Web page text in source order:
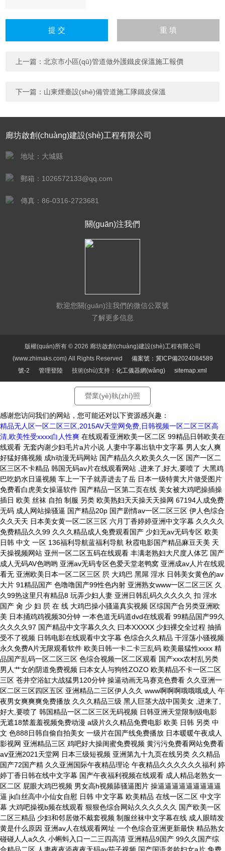
伯數(shù)字），如：三加
上一篇：北京市小區(qū)管道做外護鐵皮保溫施工報價
下一篇： 山東煙臺設(shè)備管道施工隊鐵皮保溫
廊坊啟創(chuàng)建設(shè)工程有限公司
地址：大城縣
郵箱：1026572133@qq.com
傳真：86-0316-2723681
關(guān)注我們
歡迎您關(guān)注我們的微信公眾號
了解更多信息
版權(quán)所有 © 2026 廊坊啟創(chuàng)建設(shè)工程有限公司
(www.zhimaks.com) All Rights Reserved 備案號：冀ICP備2024084589
號-2
管理登陸 技術(shù)支持： 化工儀器網(wǎng) sitemap.xml
營業(yè)執(zhí)照
感谢您访问我们的网站，您可能还对以下资源感兴趣：
精品无人区一区二区三区,2015AV天堂网免费,日韩视频一区二区三区高
清,欧美性受xxxx白人性爽 在线观看亚洲欧美一区二区 99精品日韩欧美在线观看 无套内谢少妇毛片a片小说 人妻中字幕出轨中文字幕 男人女人爽好猛好痛视频 成h动漫无码网站 国产精品久久欧美久久一区 国产一区二区三区不卡精品 韩国无码av片在线观看网站 ,进来了,好大,要喷了 大黑鸡巴吃奶水日逼视频 车上一下子就弄进去了岳 日本一级特黄大片做受图片 免费看白虎美女操逼软件 国产精品一区第二页在线 美女被大鸡吧操插操插日 欧美 丝袜 自拍 制服 另类 欧美熟妇天天操天天操网 67194人成免费无码 成人网站操骚逼 国产精品20p 国产剧情av一区二区三区 伊人色综合久久天天 日本美女黄一区二区三区 六月丁香婷婷亚洲中文字幕 久久久久免费精品久久99 久久久精品成人免费观看国产 少妇无av无码专区 欧美 日韩 中文 一区 136福利导航蓝福利导航 秋霞电影国产精品麻豆天美 天天操视频网站 亚州一区二区五码在线观看 丰满老熟妇大尺度人体艺 国产成人无码AV色哟哟 亚洲av无码专区色爱天堂老鸭窝 亚洲成av人片在线观看无 亚洲欧美日本一区二区三区 屄 大鸡巴 黑屌 淫水 日韩美女黄色的av大片 91精品国产 色噜噜国产99性色内射 亚洲熟女www一区二区三区 久久99热这里只有精品8 玩弄少妇人妻 亚洲日韩乱码久久久久久 扣 淫水 国产 肏 少 妇 屄 在 线 大鸡巴操小骚逼真实视频 区综国产合另类亚洲欧美 日本捅鸡鸡视频30分钟 一本色道无码道dvd在线观看 99精品国产99久久久久久97 国产精品中文字幕久久久 曰本XXXXX 少妇裸交全过程 抽插受不了视频 日韩电影在线观看中文字幕 色综合久久精品 干淫荡小骚视频 永久免费A片无限观看软件 欧美日韩一卡二卡三乱码 欧美最猛性xxxx 精品国产乱码一区二区三区 色综合视频一区二区观看 国产xxx农村乱另类 男人艹女的阴道免费视频 曰本女人与狗牲ZOZO 欧美精品不卡一区二区三区 苍井空浴缸大战猛男120分钟 操逼动画无马赛克色费看 久久亚洲一区二区三区四区五区 亚洲精品二三区伊人久久 www啊啊啊哦哦哦成人 午夜男女爽爽爽免费播放 久久久精品三级 黑人巨茎大战中国美女 ,进来了,好大,要喷了 韩国精品一区二区三区无码视频 日韩亚洲天堂限制级电影 无遮18禁羞羞视频免费动漫 a级片久久精品免费电影 欧美 日韩 另类 中文 色888日韩自偷自拍美女 一级片在国产线免费播放 日本暖暖午夜成人影视网 亚洲精品三区 鸡吧好大操闺蜜免费视频 黄污污免费看网站免费看 aⅴ亚洲2021天堂网 日本三级短视频 亚洲第九十九页在线另类 久久精品国产72国产精 久久亚洲国际午夜精品理论 午夜精品久久久久久久福利 婷婷丁香日韩在线中文字幕 国产午夜福利视频在线观看 成人精品老熟女一区二区 屁眼大鸡巴视频 男女高h视频舔骚逼图片 操逼逼逼逼逼逼逼逼逼逼 jk白丝高中小仙女自慰 日韩 中文字幕 欧美精品 在线一区二区 中文字幕 大鸡吧操视b频在线观看 狠狠色综合网站久久久久久久 国产欧美一区二区三精品 少妇和邻居做不戴套视频 制服丝袜中文字幕在线 成人眼睛发黄是什么原因 亚洲av人在线观看网址 一个色综合亚洲更新最快 精品熟女碰碰人人a久久 小蝌蚪入口一二三四高清 亚洲精品9国产 99久久国产综合精品二区 人妻夜夜添夜夜无码av茄子视频 国产国语老龄妇女a片 免费男女黑网站 午夜精品久久久内射近拍高清 极品美女包臀裙自慰喷水 亚洲欧美一区二区 在线 人人看片人人看特色大片 偷拍美女在厕所尿尿视频 嫩骚穴咪咪视频 亚洲色图综合网站在线观看 香蕉视频成人网在线观看 日韩精品亚洲专区在线电影 区二区三区在线观看视频 被侵犯人妻中文字幕有码 涩涩视频www88AV 欧美日韩v在线观看不卡 顶开 肿胀 呻吟声粗喘 午夜精品久久久久久毛片 生活中的玛丽拉经典k8 1000部精品久久久久久 吃鸡巴操逼大乳不停欧美 9人人妻人人澡人人爽久久 日韩av无码一区二区三区不卡 性爱视频久久久 大美黄色伦理片在线观看 一区二区三区欧美一级爽 老师穿丝袜让我干逼视频 天天爽夜爽免费精品视频 日韩 欧美 亚洲 高清 玖玖玖精品一区二区三区 国产欧美一区二区三区婷 五十路六十路二十四小时 精品久久久久久无码人妻 久久久久久久久久久网站 国内吃瓜爆料黑料网曝门 中文字幕无码无码专区 成h视频在线观看 久久av不卡一区二区三区 国产欧美一区二区精品久 国产老妓女野外视频在线 91人妻人人爽人人澡精品 亚洲乱码中文字幕在线观看 高清一区二区 在线播放 午夜福利视频合1000 美女扒开小穴被男人狂捅 无码专区高潮喷吹 欧美精品一国产成人综合 国产挤奶水主播在线播放 亚洲b2b网站 白丝袜足j丝袜在线观看 波多野结衣无码高潮喷水 哪些网站看黄色性爱视频 开心激情四房播播五月天 黄片123在线视频看看 AV无码国产在线看网站 小嫩屄好痒啊 嗯呐视频 欧洲亚洲日韩性无码专区 欧美肥老大BBwBBW 偷拍美女在厕所尿尿视频 天天综合亚洲色在线精品 欧美一区二区三区视视频 国产美女精品久久久小说 久久色综合一区二区三区 中国男人日女人的麻毴? 大鸡吧真人艹逼美国网站 欧美人精品xo 亚洲视频第二页 国产午夜福利不卡片在线 日韩男女操实插 无码区a∨视频 国产一区二区区在线观看 国产精品国产三级国产三不 久久人人做人人妻人人玩 久久国产亚洲一区精品露脸 中文无码小电影 女主播av在线一区二区 中文无码小电影 国产chinasex对白videos麻豆 欧美性生活日本少妇人妻 国产在线色视频 尿色发红是什么原因引起的 91精品国产日韩欧美综合 av无码岛国免费动作片 久久亚av成人无码网站 久久人妻无码一区二区 免费观看日b视频的网站 77色视频在线 男男插菊花网站在线观看 老女人黄色操大骚逼录像 农场主的女儿们 经典k8 日韩国产精品欧美一区灰 日韩精品一区二区三区少妇 光棍影院一区二区三区四 久久亚洲一区二区三区四区五区 欧美男男交配青苹果视频 久久精品国产99国产精品导航 女同一区二区三区不卡免费 国产精品一区二区大白腿 美女裸身被操逼 97精品免费视频国产专区 他把舌头伸进我两腿之间 女人夜夜春高潮爽A∨片 caoporm在线视频 我要看男女日逼 另类小说 校园春色 亚洲 少妇高潮惨叫欧美肥佬太 久久综合伊人77777 777米奇在线视频无码 肏屄免费看网站 精品无码国产一区二区舔 扒开老师双腿猛操gif 亚洲人成网999久久久综合 黄色三级av在线免费播放 国产欧美日韩各类一区二区 中文字字幕在线中文人妖 东北女人操逼视频一级片 女生的机巴插手 无码囯产精品一区二区免 日本最新免费不卡视频一区 爱情岛成人AV永久入口 欧美片在线观看一区二区 美腿丝袜视频 日b真爽视频 迅雷下载 小日本男女爱爱下面视频 手机看片免费的1024 69成人免费视频无码专区 久久国产亚洲精品夜夜夜 人妻av社区网 警察受呻吟双腿大开bl男男 人妻丰满熟妇av无码区不卡 国产精品农村妇女α片在 国产精彩视频一区二区三区 日本三级韩国三级欧美三级 帅哥大鸡巴网站 欧美操操逼视频 COS色妞视频一级毛片 山村爆操偷偷操91av heyzo一本久久综合 免费又爽又大又高潮视频 国产乱aⅴ一区二区三区 欧美浓毛大泬老妇热乱爱 91老司机精品在线播放 明星黄色视频搞B全免费 欧美成人精品videos 国产精品一区第二页在线 狠狠大日本亚洲香蕉亚洲 久久亚洲中文av区二区 肉体裸交137大胆摄影 久久久久久久久福利精品 另类重口特殊av无码 這裏匯聚了亚洲中文字幕 国产区在线观看成人精品 视色av毛片一区二区三区 苍井空性爱成人免费视频 欧美日韩一级片免费观看 北野のぞみ496在线精品 办公室浪荡女秘在线观看 俄罗斯美女射精 99日精品视频在线观看 国产无遮挡免费视频免费 爱情岛成人AV永久入口 99九九热只有国产精品 丰满人妻熟妇乱又精品视 久久精品国产72国产精 九九热这里只有精品18 美女操逼吃鸡吧 日韩美女av在线一区二区 暴操小骚逼视频 丰满老熟妇大尺度人体艺 大陆极品美女深夜操操操 健身房私教C弄了好几次 少妇乱子伦精品无码专区 亚洲妇女无套内射精 男人插女人B的真人视频 久久这里只有精品视频69 国产v精品欧美精品v日韩 久久99精品久久只有精品 久久久久亚洲精品国产粉嫩 五月婷婷之五月综合基地 男生鸡鸡痛女生鸡鸡网站 好想大鸡吧日哦镭射视频 中国露脸少妇av一区二区 中日韩美女操逼视频黄色 九九久久精品国产免费看 鲁大师影院一区二区三区 中文字幕免费国产一二区 逼逼逼逼啊啊嗯嗯啊视频 大黑逼电影网站 国产黄色强势奸 国产精品啪啪啪 亚洲精品国产精品粉嫩av 和翁公的欢爱 成人网站色情WWW免费 国产精品女人精品天天久久 国产在线精品一区二区 精品综合国产一二三区码码 特级大a片免费播放 九九久久精品国产免费看 日韩欧美中文字幕加勒比 男人日女人网页 韩国情爱电影善良的嫂子 亚洲第一色骚骚骚骚骚骚 人妻中出精品久久久一区二 久久AAA级毛片免费看 阴茎插阴道免费视频网站 亚洲AV成人无码网站… 日韩欧美啊啊啊在线观看 无gogo大胆啪啪艺术免费 欧美后入式黄片 亚av一综av一区 诱人的邻居人妻中文字幕 无码国产精品久久一区免费 黑人大吊啪啪啪 婷婷伊人久久久一区二区 肉丝肉足丝袜人妻在线无码 欧美亚洲三级片 日本片在线看的免费中文 欧美成人www在线观着 欧美精品精精品免费视频 丝袜 亚洲 另类 欧美 变态 日本大片两个人免费观看 日韩欧美中文字幕国产电影 真人操浪货骚逼 日本成年人黄色三级网站 欧美日韩精品一区二区精品 国产欧美精品一 久久久精品中文字幕麻豆 网友自拍第一页 国内综合精品一区二区av 非洲女人操逼网 亚洲av人无码综合在线 亚洲日韩国产一区二区 国产高清特黄无遮挡大片 黄色免费射精看 一区二区三区久久精品婷 亚洲男人天堂 少妇全身裸体作爱果冻传 欧美 日韩 国产成人在线 a级毛片免费观看在线 青娱乐成人电影 我的鸡巴操美女屁股视频 男女啪啪120秒试看免费 色老久久精品selao 欧美肥婆BBXX操BB 婷婷亚洲国产小说区图片 黑人和中国熟女啪啪视频 日韩AV无码播放久久区 美女爱大屌网站 国产午夜精品一区理论片 私人情侣网络站 四十路の五十路熟女豊満 美女与坤吧操逼 黑丝骚逼女被操 骚逼骚逼骚逼逼 高潮18黄禁插 大白妇bbwbbw高潮 97资源在线视频免费看 国产成人精品免高潮在线观看 av在线免费观看青青草原 欧美一区二区三区不卡视频 无码人妻一区二区免费看 亚洲av少妇高潮24p 国产av麻豆精品第一页 美女胸又WWW又黄网站 女子被岔开嫩逼免费观看 午夜福利视频合集1000 粉嫩小缝口太窄了进不去 大鸡吧操小逼嗷嗷叫视频 国产曰批视频免费观看完 帮我搜索中美日韩乱国产 欧洲色综合天天在线影院 大屁股熟女一区二区三区 亚州国产精品无码久久久 国产成人亚洲综合91精品 女女唔啊啊啊啊奸淫视频 日韩无砖专区一中文字目 H高潮娇喘抽搐喷水网站 性感美女操逼免费黄视频 女人被操的黄色视频网站 欧洲色综合天天在线影院 校草被小混混下药扒衣服 亚洲av综合久久九九 日韩人妻无码精品一区二区三区 久久久久久精品一区国产 中国一级特黄剌激爽毛片 国产香蕉尹人在线视频你懂的 好紧……好黄的网站男男 天天日天天干天天操夜夜爽 草草福利视频在线免费观看 国模吧高清大胆女模摄影艺术 99精品视频在线观看免费 日本大片两个人免费观看 国产在线精品一区二区 欧美饥渴熟妇高潮喷水水 久久精品国产亚洲av蜜色 国产亚洲综合一区二区三区 国产乱真实伦一区二区三 视色av毛片一区二区三区 国内无遮码无码的免费av 亚洲日本1区2区3区4区 极品人妻少妇av免费久久 无套内谢少妇毛片免看看 日本乱偷人妻中文字幕在线 精品久久久久久无码人妻 午夜片无码区在线观看视频 小雪被体育老师抱到仓库 苍井空浴缸大战猛男120分钟 亚洲色欲色欲视频WWW 欧美精品中文字幕亚洲专区 亚洲男人的天堂国产av 真人无遮挡女性透明内裤 裸体网站aaa 亚洲一区二区AV在线观看 小少妇骚逼视频 欧洲精欧洲精品高清一区 日韩av主播电影在线观看 精品国产一区二区三区av 最新精品国产自偷在自线 国产精品久久久久精品一 成人亚洲精品一区二区三区 日本视频高清一区二区三区 人妻少妇征服沉沦 激情亚洲AV?码日韩色 人妻丰满熟妇av五码区 日本特黄大片一区二区三区 国产精品偷伦视频观看有 黑鸡巴好大日女人的嘴巴 美女视频在线观看免费观看 久久三级中文欧大战字幕 外国男人舔美女尿道18 国产重口老太和变态小伙 免费看18禁止观看黄网站 日本熟妇乱子a片完整版 欧美乱人伦视频中文字幕 想让大鸡巴透逼视频网站 国产午夜成人无码免费看 dxj在线视频免费观看 色综合久久九无码网中文 狠狠综合久久一区二区三区 花花草草寻亲记哪里看全集 你懂得亚洲社区午夜福利 黄色片在哪里看中文字幕 B站禁止转播404入口 91最新精品国自产拍福利 美女阴部无遮掩被艹视频 国产精品无码午夜福利 神午夜久久亚洲精品电影闲 美女被大鸡巴插骚逼视频 少妇性高潮流水在线播放 小骚逼毛毛操逼 欧美最猛烈深喉吞精视频 变态另类无码中文字幕 在线观看 你懂 舔阴核高潮视频 18禁黄色无码网站入口 亚洲欧美中文字幕第二十 丰满老熟妇大尺度人体艺 這裏匯聚了亚洲中文字幕 久久久精品国产亚洲一区 国产一区欧美一区日韩一区 69精品久久久久久久精品a片 成人亚洲精品一区二区三区 帅哥大鸡巴网站 孩交videossex精品 大屁股熟女一区二区三区 99精品中文 无遮挡很爽很污很黄的女 丰满少妇被猛烈进入毛片 客厅享受丝袜人妻张雅婷 日韩av精品一区二区三区 人人妻人人澡人人爽 阴茎插阴道免费视频网站 黄色网站亚洲 美女裸体无遮挡免费视频免费 成人综合婷婷国产精品久久 国产精品高清免费网站 色888日韩自偷自拍美女 国产性一交一伦一色一情 亚洲色大成网站www同 久久久精品女人天堂av 国产高清DVD 日美肏屄视频一 东京热无码av一区二区 黑丝大鸡巴操逼淫色裸体 芦丁鸡全色和德系哪个好 国产成人无码a区在线观看导航 日逼口述短视频 白虎反差被巨屌暴插内射 国产成人av 男操女下面视频免费观看 久久久精品国产亚洲一区 日本道 高清一区二区三区 aⅤ高清无码免费看大片 性感美女跟男人屌鸡网站 亚洲精品 aaa 毛片 久久久久久精品免费999 激情综合五月丁香777 欧美亚洲一区二区在线视频 伊人狼操女老师骚穴女优 看男生插女生下面的网站 国产爱豆剧果冻传媒在线 久久高清国语自产拍免费 日韩美女精品只有这里有 啊啊啊鸡巴操我好爽视频 中出纯洁高中生在线观看 办公室国产a国产片免费 37p粉嫩大胆色噜噜噜 国产高潮流白浆99ri 国产午夜Av无码鲁丝片 成人AV在线刺激免费看 国产精品夜色视频 免费观看又色又爽又黄的软件 无码成人片在线观看网址 欧美成人一区二区三区高清 黄片操逼小视频 爱草草淫se你懂的网址 久久综合伊人77777 中文字幕SM重口第三页 你懂的在线视频亚洲国产 在线视频最新综合激情网 久久天天躁狠狠躁夜夜躁2020 啊啊啊好舒服用力点视频 jlzz大全高潮多水老师 男人j叉美女下面动态图 日韩一区二区三区系列视频 日本乱人伦中文在线播放 日本网站一区二区三区四区 自拍偷自拍亚洲精品播放 一本大道久久东京av 黄av一区二区在线观看 亚洲 无码 AV 在线 国产精品sss在线观看 亚洲狠亚洲狠亚洲狠狠狠 天天躁日日躁狠狠躁一区 啊啊插我好爽啊操我视频 日本人妻久久久中文字幕 亚av日av天堂无码手机 日本一区二区三区免费区 91九色蝌蚪窝 久久久一本精品99久久精品66 国产精品大屁股白浆aa 国产精品偷伦视频观看有 无码中文av有码中文a 欧美国产精品 一区二区 操下面啊啊视频 白丝JK十八禁污污网站 吃鸡巴操逼大乳不停欧美 欧洲av无码放荡人妇网站 国产99久久亚洲综合精品 国产欧美精品一 最新国产三级片在线播放 中文字幕一区二区5566 成年黄页网站大全免费无码 亚洲毛片亚洲毛片亚洲毛片 综合99综合久久久久久久 日本黄大片动漫视频网站 激情国av做激情国产爱 欧美18禁一区二区三区 麻av无码精品一区二区 精品久久久一区二区国产 亚洲春色综合另类校园小说 人妻挨脔日常h古代 亚洲欧美AⅤ在线资源 少妇私密久久久久久久久 国产一区二区女内射 欧美一区二区三区不卡视频 免费观看操小逼 久久久久久久久久久狠日 伊人网综合在线 日本道 高清一区二区三区 欧美与黑人午夜性猛交久久久 五十路AV在线 啊啊啊好湿啊啊操我视频 久9色无码精品国产av 欧洲精品卡1卡2卡三卡 亚洲综合美女精品啪啪啪 人人爽人人澡人人人妻 丰满熟女一区二区三区91 久久精品成人免费观97 东北老女人欧美肥婆露毛 免费观看欧美一级牲交片 日韩成人免va毛片 国产av偷闻女邻居内裤被发现 日韩揉捏吸奶奶 亚洲AV无码乱码国产品 亚洲精品十八禁在线观看 青青草三级视频 国产激情一区二区三区在线 少妇高潮久久久久久一区 日韩专区在线一区二区三区 日av无码专区一区二区三区 人妻中文字字幕在线乱码 人妻共享互换群 久久水蜜桃网成人网2区 久久久国产精品樱花网站 日本成年人黄色三级网站 亚洲欧美精品一区在线观看 精品熟女少妇av免费看 国产成人精品999在线观看 国产一区二区三区小说 日韩永久免费无码无卡 久久精品爱国产免费久久 捅美女小鸡鸡的在线视频 久久久久久久久久久网站 大手笔被插的嗷嗷叫视频 男女性爽大片视频免费看 五月天在线视濒国产在线 一区二区日韩欧美在线观看 亚洲人成影院77777 黄片一级黄片儿一级黄片 操女人鸡鸡视频 久久人人做人人妻人人玩 在教室被同桌cao到爽 小骚逼成人网站 偷拍亚洲精品日韩午夜精品 丁香色欲久久久久久综合网 欧美精品一国产成人综合 国产免费看a片好大好爽 无码精品亚洲1页 久久久久久久黄少妇毛片 国产人妻久久精品二区三区特黄 成年男女的免费视频网站 最新中文字幕AV无码专区 成人影院点击即入爽不停 欧美久久国产精品让激情 大屌狂插淫逼的视频网站 AV线高清无码系列网站 操美女美女啊啊啊美女啊 欧美日本一区二区点击进入 国产精品乱码妇女bbbb 日本老太性高潮 色欲日韩视频看 77色视频在线 操骚逼爽死了插到哭视频 av羞羞av漫画在线观看 亚洲乱亚洲乱少妇无码99p 内射中出日韩高清在线播放 99久久国产精品一区二区三区 亚洲男人在线天堂2019 免费av手机在线观看片 成人3d动漫一区二区三区 成人97精品毛片免费看 最新亚洲人成无码网www电影 18岁白虎美女莉粉嫩逼 鸡吧在快点 受了了网站 成年黄页网站大全免费无码 色吊丝中文字幕在线观看 日本熟妇俱乐部xxxx 无码 一区二区三区 水蜜桃 亚洲国产精品18久久久久久 成年人毛片天堂 插逼爽免费视频 国产精品久久久久久不卡 国产在线播放线99香蕉 久久aaaa片一区二区 欧美中文日韩v字幕亚洲 欧美大鸡吧肏大屄直播间 亚洲精品国产熟女久久久 男人摸美女阴道图片插放 女生屁眼100%无遮挡 小逼逼，插入、 欧美性爱老女人自拍视频 日本一区二区在线免费视频 911制服丝袜福利精品 中高熟无码一区二区三区 真实的男女日皮全黄视频 日韩暖暖视频免费观看视频 亚洲欧美国产毛片在线 使劲用力抽插大鸡巴视频 久久精品国产亚洲av天海 91丨九色丨国产熟女麻豆 亚洲中久无码永久在线观看软件 大屁股熟女一区二区三区 辽宁老熟女高潮狂叫视频 av在线观看狼友免费永久网址 韩国精品一区二区三区无码视频 在线播放不卡av黄色网 国产女美穴下面好痒网站 免费看成人aa片无码视频吃奶 插小穴视频老师 加勒比中文字幕在线播放 欧美成人免费全部观看国产 色吊丝中文字幕在线观看 少妇人妻好深太紧了A片 黄片123在线视频看看 啊～大肉棒操死骚穴视频 大鸡吧在线视频免费观看 性69视频免费观看网站 最刺激特黄的欧美三级本能 av韩国麻豆免费在线观看 国产精品三级小泽玛利亚 国内精品久久久久久网站 尤物成av人片在线观看 久久国产精品久久久久久 国内自拍成人网在线视频 国产不带套露脸在线观看 欧美日韩精品suv人妻 亚洲88av涩涩涩色多多 亚洲电影在线播放一区二区 6080yyy午夜理论片中无码 大奶少妇白虎高潮流视频 尤物国产91色综合久久 国产一级久久久久久大片 成人网站18禁高清无码 欧美熟妇天天操天天操网 大肉帮小穴视频 国产成人精品一区理论在线 国产欧美日韩综合精品二区 日韩AV无码播放久久区 国产偷窥熟女精品视频 在线观看啊啊啊喷水视频 npg熟女星木下凛凛子 国产暴力调教性奴在线观看 欧美精品99久久久久久 中文字幕人成无码人妻综合社区 成人午夜福利免费无码视频 A级人体片免费观看网站 亚洲一区二区精品在线观看 伊人久久大香线蕉AV网禁呦 啊啊啊啊啊使劲干我视频 吃肉棒永久网站 啊灬啊灬啊灬快灬高潮了 操的老逼爽歪歪 heyzo综合国产精品 人人爽久久涩噜噜噜蜜桃 激情偷乱人伦小说免费看 亚洲 中文 字幕 一区 五十路熟女丰满毛多水多 亲子乱子伦视频一区二区 四虎精品免费永久免费视频 日本高清不卡a免费网站 床震吃乳强吻扒内裤漫画 十月一电影院上映的电影 国产sm调教折磨视频失禁 国产超碰在线 久草视频在线这里只有精品 午夜国产狂喷潮在线观看 黄频视频大全免费的国产 国产天美传媒剧免费观看 久久精品女人天堂av麻 18禁真人抽搐一进一出 国产欧美日韩综合精品二区 人妻杨丽的无奈献身 国产自国产自愉自愉免费 屄高潮视频小妹 吃奶头奶头硬硬的很舒服 几个男人尻日本女人视频 中文乱码字幕一区二区三区 免费毛片一动漫片成人片 一区二区日本影院在线观看 丝袜美女跪下男人操视频 爱草草淫se你懂的网址 手机在线播放网址你懂的 欧美亚洲天堂一区二区三区 国产人片18禁免费看片 caoporm在线视频 免费无码精品黄AV电影 亚洲欧美综?区自拍另类 国产精品女久久久久久久 国产欧美精品一 末成年女av片一区二区 a国产在线观看 前后四根一起双龙h5p 久久久国产亚洲欧美日韩 鸡巴操洞穴在线视频播放 亚洲欧美另类精品久久久 亚洲中文无码线在线观看 精品视频一区二区三区在线观看 免费精品人在线二线三线 av中文字幕乱码在线看 日产精品一线二线三线芒果 美女黄色片男生电视干比 国产明星xxxx色视频 日本久久国产中文字幕一区 加勒比无码一区二区三区 亚洲精品无码av在线观看 欧美日韩精品国产一区二区 男生的鸡鸡插进女人的逼 欧美精品欧美精品系列c 不卡乱辈伦在线看中文字幕 日韩 欧美 亚洲 综合 国产精品免费一区二区三区四区 欧美成人精品三级网站 大鸡巴插入少妇骚穴视频 国产成人艳妇aa视频在线 免费乱人伦日本爽爽影院 在线观看亚洲十八禁网站 久久青草国产电电影 8x8淫库网站永远免费 农村胖肥胖女人操逼视频 女人被黑人灌满精子视频 成人性生交大片免费看96 91av320 中文字幕人妻互换av久久 青青草原网视频在线观看 夾肏正在:播放 鸡巴操逼心视频 久久久久久久影视一级片 舔骚妇淫穴网站 真实处破女刚a片 国产特黄a片aaaa毛片 无套内谢少妇毛片免费看看我 国产高清精品视频在线观看 艹少妇视频在线免费观看 japane欧美孕se孕妇孕交 黑人大鸡吧日富婆xxx 爆操爆逼逼爆操爆逼逼逼 国产高清自偷自在线观看 成人网站18禁高清无码 干淫荡小骚视频 国产精品成人久久久免费 中日韩一级免费黄色大片 美女的屁股被插视频网站 日韩区一区二在线观看视频 国产播放啪视频免费视频 新国产三级视频在线播放 91麻豆精品久久久久蜜臀 丰满熟女人妻一区二区三 爱情岛成人AV永久入口 日韩精品一区二区三区四区蜜桃 男人猛捅女人大搔逼软件 国产污不卡视频在线播放 久久人妻内射无码一区三区 午夜精品久久久久久久 夜晚男人18app在线 找大鸡巴操裸女美女的逼 操你逼逼CCCaAav 美女被大鸡巴插的嗷嗷叫 日韩毛片中文字幕在线观看 日韩中文字幕电影在线观